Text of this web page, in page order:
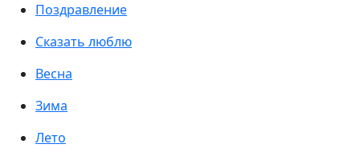
Поздравление
Сказать люблю
Весна
Зима
Лето